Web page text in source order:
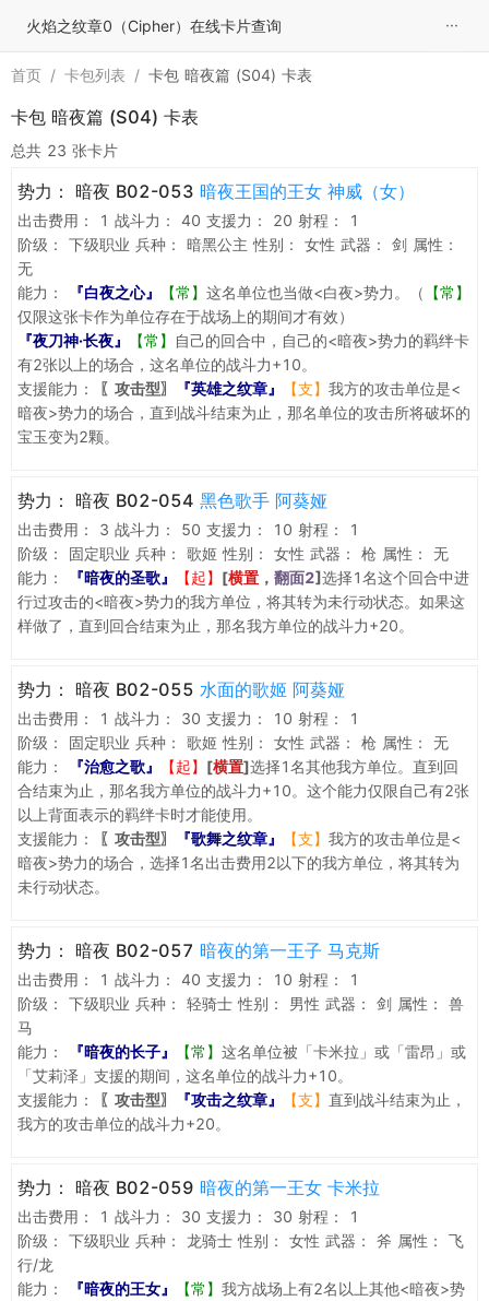
火焰之纹章0（Cipher）在线卡片查询 ···
首页 / 卡包列表 / 卡包 暗夜篇 (S04) 卡表
卡包 暗夜篇 (S04) 卡表
总共 23 张卡片
势力： 暗夜 B02-053 暗夜王国的王女 神威（女）
出击费用： 1 战斗力： 40 支援力： 20 射程：
1
阶级：
下级职业 兵种： 暗黑公主 性别： 女性 武器： 剑 属性：
无
能力：
『白夜之心』 【常】 这名单位也当做<白夜>势力。（
【常】
仅限这张卡作为单位存在于战场上的期间才有效）
『夜刀神·长夜』
【常】
自己的回合中，自己的<暗夜>势力的羁绊卡
有2张以上的场合，这名单位的战斗力+10。
支援能力：
〖攻击型〗 『英雄之纹章』 【支】 我方的攻击单位是<
暗夜>势力的场合，直到战斗结束为止，那名单位的攻击所将破坏的
宝玉变为2颗。
势力： 暗夜 B02-054 黑色歌手 阿葵娅
出击费用： 3 战斗力： 50 支援力： 10 射程：
1
阶级：
固定职业 兵种： 歌姬 性别： 女性 武器： 枪 属性：
无
能力：
『暗夜的圣歌』 【起】 [横置 ， 翻面2]选择1名这个回合中进
行过攻击的<暗夜>势力的我方单位，将其转为未行动状态。如果这
样做了，直到回合结束为止，那名我方单位的战斗力+20。
势力： 暗夜 B02-055 水面的歌姬 阿葵娅
出击费用： 1 战斗力： 30 支援力： 10 射程：
1
阶级：
固定职业 兵种： 歌姬 性别： 女性 武器： 枪 属性：
无
能力：
『治愈之歌』 【起】 [横置]选择1名其他我方单位。直到回
合结束为止，那名我方单位的战斗力+10。这个能力仅限自己有2张
以上背面表示的羁绊卡时才能使用。
支援能力：
〖攻击型〗 『歌舞之纹章』 【支】 我方的攻击单位是<
暗夜>势力的场合，选择1名出击费用2以下的我方单位，将其转为
未行动状态。
势力： 暗夜 B02-057 暗夜的第一王子 马克斯
出击费用： 1 战斗力： 40 支援力： 10 射程：
1
阶级：
下级职业 兵种： 轻骑士 性别： 男性 武器： 剑 属性：
兽
马
能力：
『暗夜的长子』 【常】 这名单位被「卡米拉」或「雷昂」或
「艾莉泽」支援的期间，这名单位的战斗力+10。
支援能力：
〖攻击型〗 『攻击之纹章』 【支】 直到战斗结束为止，
我方的攻击单位的战斗力+20。
势力： 暗夜 B02-059 暗夜的第一王女 卡米拉
出击费用： 1 战斗力： 30 支援力： 30 射程：
1
阶级：
下级职业 兵种： 龙骑士 性别： 女性 武器： 斧 属性：
飞
行/龙
能力：
『暗夜的王女』 【常】 我方战场上有2名以上其他<暗夜>势